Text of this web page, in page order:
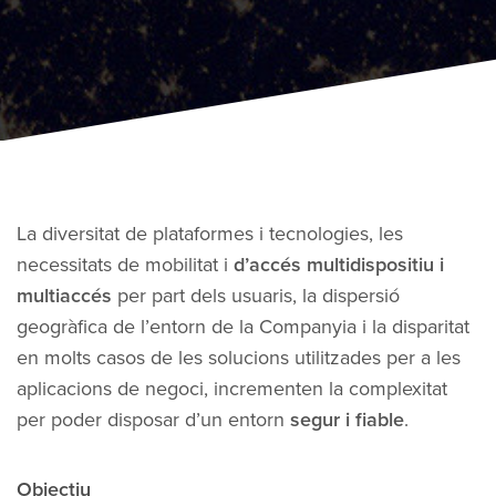
La diversitat de plataformes i tecnologies, les
necessitats de mobilitat id’accés multidispositiu i
multiaccés per part dels usuaris, la dispersió
geogràfica de l’entorn de la Companyia i la disparitat
en molts casos de les solucions utilitzades per a les
aplicacions de negoci, incrementen la complexitat
per poder disposar d’un entornsegur i fiable.
Objectiu